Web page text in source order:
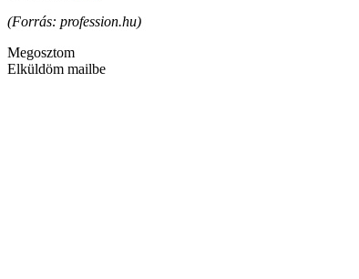
(Forrás: profession.hu)
Megosztom
Elküldöm mailbe